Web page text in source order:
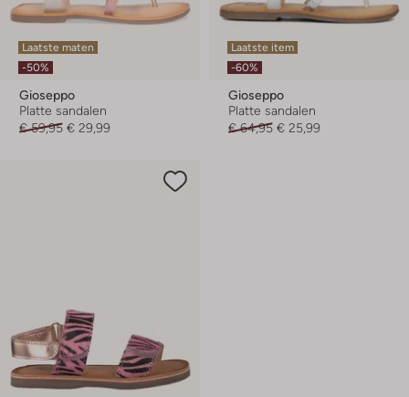
Laatste maten
-50%
Gioseppo
Platte sandalen
€ 59,95 € 29,99
Laatste item
-60%
Gioseppo
Platte sandalen
€ 64,95 € 25,99